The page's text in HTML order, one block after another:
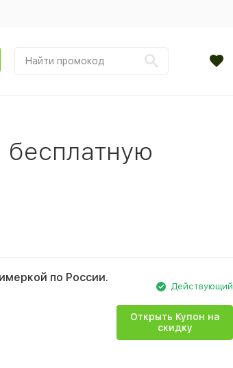
бесплатную
по России.
Действующий
Открыть Купон на
скидку